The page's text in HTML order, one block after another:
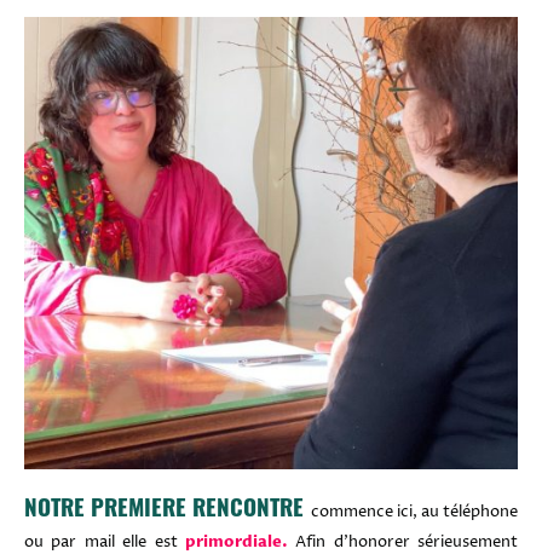
NOTRE PREMIERE RENCONTRE commence ici, au téléphone
ou par mail elle est primordiale.Afin d'honorer sérieusement